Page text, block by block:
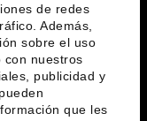
de redes
Además,
sobre el uso
con nuestros
publicidad y
que les